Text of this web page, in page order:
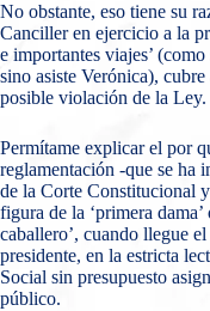
No obstante, eso tiene su
Canciller en ejercicio a la
e importantes viajes’
sino asiste Verónica),
posible violación de la Ley.
Permítame explicar el por
reglamentación -que se ha
de la Corte Constitucional
figura de la ‘primera
caballero’, cuando llegue
presidente, en la estricta
Social sin presupuesto
público.